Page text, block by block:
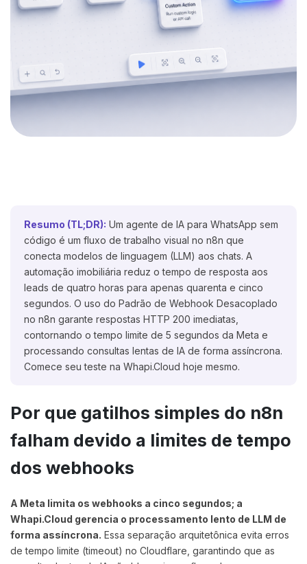
Resumo (TL;DR): Um agente de IA para WhatsApp sem
código é um fluxo de trabalho visual no n8n que
conecta modelos de linguagem (LLM) aos chats. A
automação imobiliária reduz o tempo de resposta aos
leads de quatro horas para apenas quarenta e cinco
segundos. O uso do Padrão de Webhook Desacoplado
no n8n garante respostas HTTP 200 imediatas,
contornando o tempo limite de 5 segundos da Meta e
processando consultas lentas de IA de forma assíncrona.
Comece seu teste na Whapi.Cloud hoje mesmo.
Por que gatilhos simples do n8n
falham devido a limites de tempo
dos webhooks
A Meta limita os webhooks a cinco segundos; a
Whapi.Cloud gerencia o processamento lento de LLM de
forma assíncrona. Essa separação arquitetônica evita erros
de tempo limite (timeout) no Cloudflare, garantindo que as